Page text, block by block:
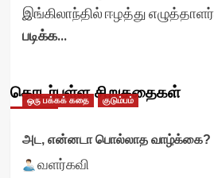
இங்கிலாந்தில் ஈழத்து
படிக்க...
தொடர்புள்ள சிறுகதைகள்
ஒரு பக்கக் கதை குடும்பம்
அட, என்னடா பொல்லாத வாழ்க்கை?
வளர்கவி